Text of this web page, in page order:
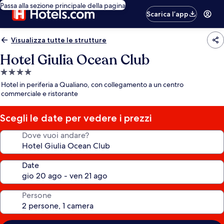
Passa alla sezione principale della pagina
Scarica l’app
Visualizza tutte le strutture
Hotel Giulia Ocean Club
Struttura
a
4.0
stelle
Hotel in periferia a Qualiano, con collegamento a un centro
commerciale e ristorante
Scegli le date per vedere i prezzi
Dove vuoi andare?
Date
Persone